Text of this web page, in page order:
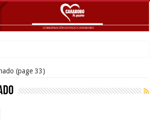
(page 33)